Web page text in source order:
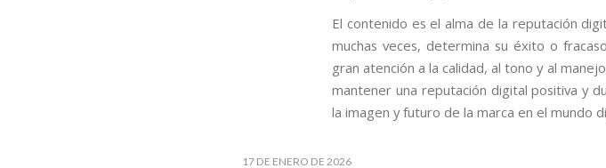
El contenido es el alma de la reputación
muchas veces, determina su éxito o
gran atención a la calidad, al tono y al
mantener una reputación digital positiva y
la imagen y futuro de la marca en el mundo
17 DE ENERO DE 2026